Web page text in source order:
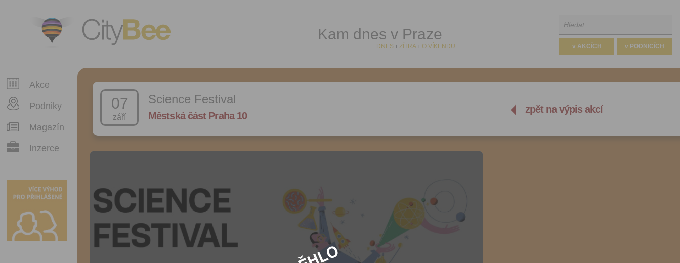
CityBee Kam dnes v Praze
DNES i ZÍTRA i O VÍKENDU
Akce
Podniky
Magazín
Inzerce
07
září
Science Festival
Městská část Praha 10
zpět na výpis akcí